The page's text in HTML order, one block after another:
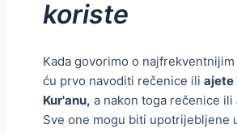
koriste
Kada govorimo o
ću prvo navoditi rečenice ili ajete
Kur'anu, a nakon toga rečenice ili
Sve one mogu biti upotrijebljene